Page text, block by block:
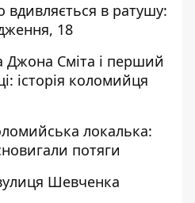
вдивляється в ратушу:
18
Джона Сміта і перший
історія коломийця
локалька:
потяги
Шевченка